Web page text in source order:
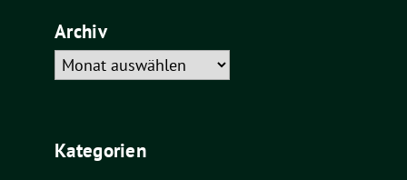
Archiv
Archiv
Kategorien